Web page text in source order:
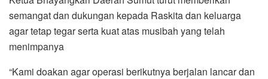
semangat dan dukungan kepada Raskita dan keluarga
agar tetap tegar serta kuat atas musibah yang telah
menimpanya
“Kami doakan agar operasi berikutnya berjalan lancar dan